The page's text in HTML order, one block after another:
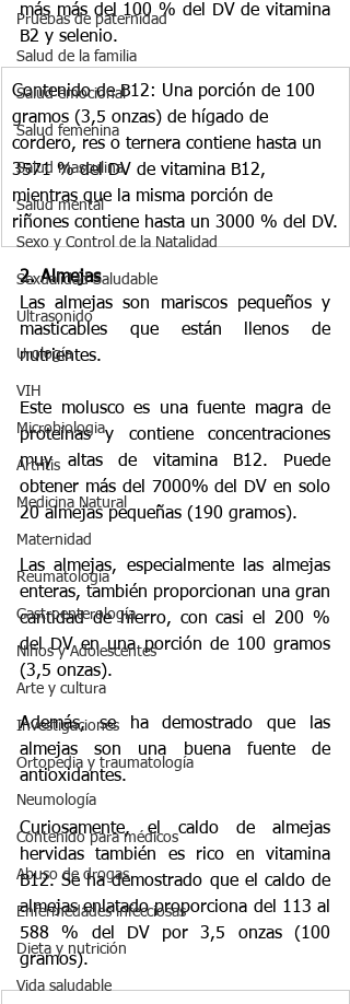
Pruebas de paternidad
Salud de la familia
Salud emocional
Salud femenina
Salud masculina
Salud mental
Sexo y Control de la Natalidad
Sexualidad Saludable
Ultrasonido
Urología
VIH
Microbiologia
Artritis
Medicina Natural
Maternidad
Reumatología
Gastroenterología
Niños y Adolescentes
Arte y cultura
Investigaciones
Ortopedia y traumatología
Neumología
Contenido para médicos
Abuso de drogas
Enfermedades infecciosas
Dieta y nutrición
Vida saludable
más más del 100 % del DV de vitamina
B2 y selenio.
Contenido de B12: Una porción de 100
gramos (3,5 onzas) de hígado de
cordero, res o ternera contiene hasta un
3571 % del DV de vitamina B12,
mientras que la misma porción de
riñones contiene hasta un 3000 % del DV.
2. Almejas
Las almejas son mariscos pequeños y
masticables que están llenos de
nutrientes.
Este molusco es una fuente magra de
proteínas y contiene concentraciones
muy altas de vitamina B12. Puede
obtener más del 7000% del DV en solo
20 almejas pequeñas (190 gramos).
Las almejas, especialmente las almejas
enteras, también proporcionan una gran
cantidad de hierro, con casi el 200 %
del DV en una porción de 100 gramos
(3,5 onzas).
Además, se ha demostrado que las
almejas son una buena fuente de
antioxidantes.
Curiosamente, el caldo de almejas
hervidas también es rico en vitamina
B12. Se ha demostrado que el caldo de
almejas enlatado proporciona del 113 al
588 % del DV por 3,5 onzas (100
gramos).